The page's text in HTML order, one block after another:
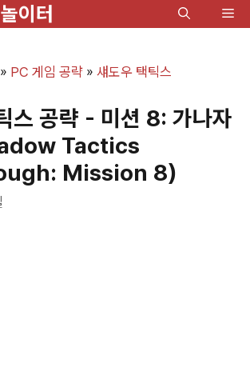
이터
메
» PC 게임 공략 » 섀도우 택틱스
스 공략 - 미션 8: 가나자
Tactics
Mission 8)